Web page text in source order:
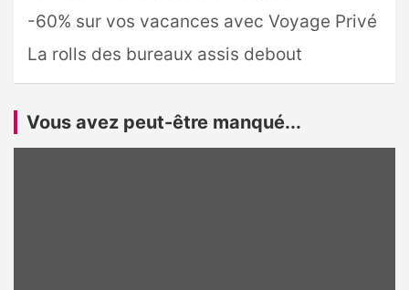
-60% sur vos vacances avec Voyage Privé
La rolls des bureaux assis debout
Vous avez peut-être manqué...